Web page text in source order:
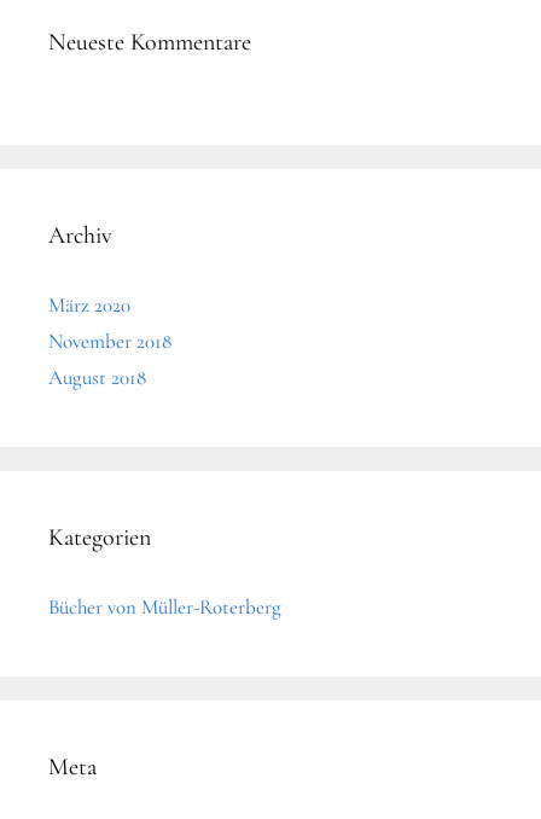
Neueste Kommentare
Archiv
März 2020
November 2018
August 2018
Kategorien
Bücher von Müller-Roterberg
Meta